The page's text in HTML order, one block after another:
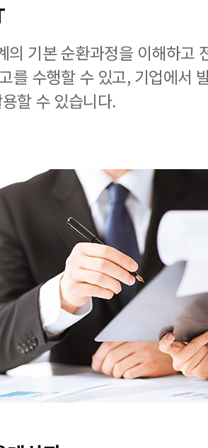
의 기본 순환과정을 이해하고
를 수행할 수 있고, 기업에서
할 수 있습니다.